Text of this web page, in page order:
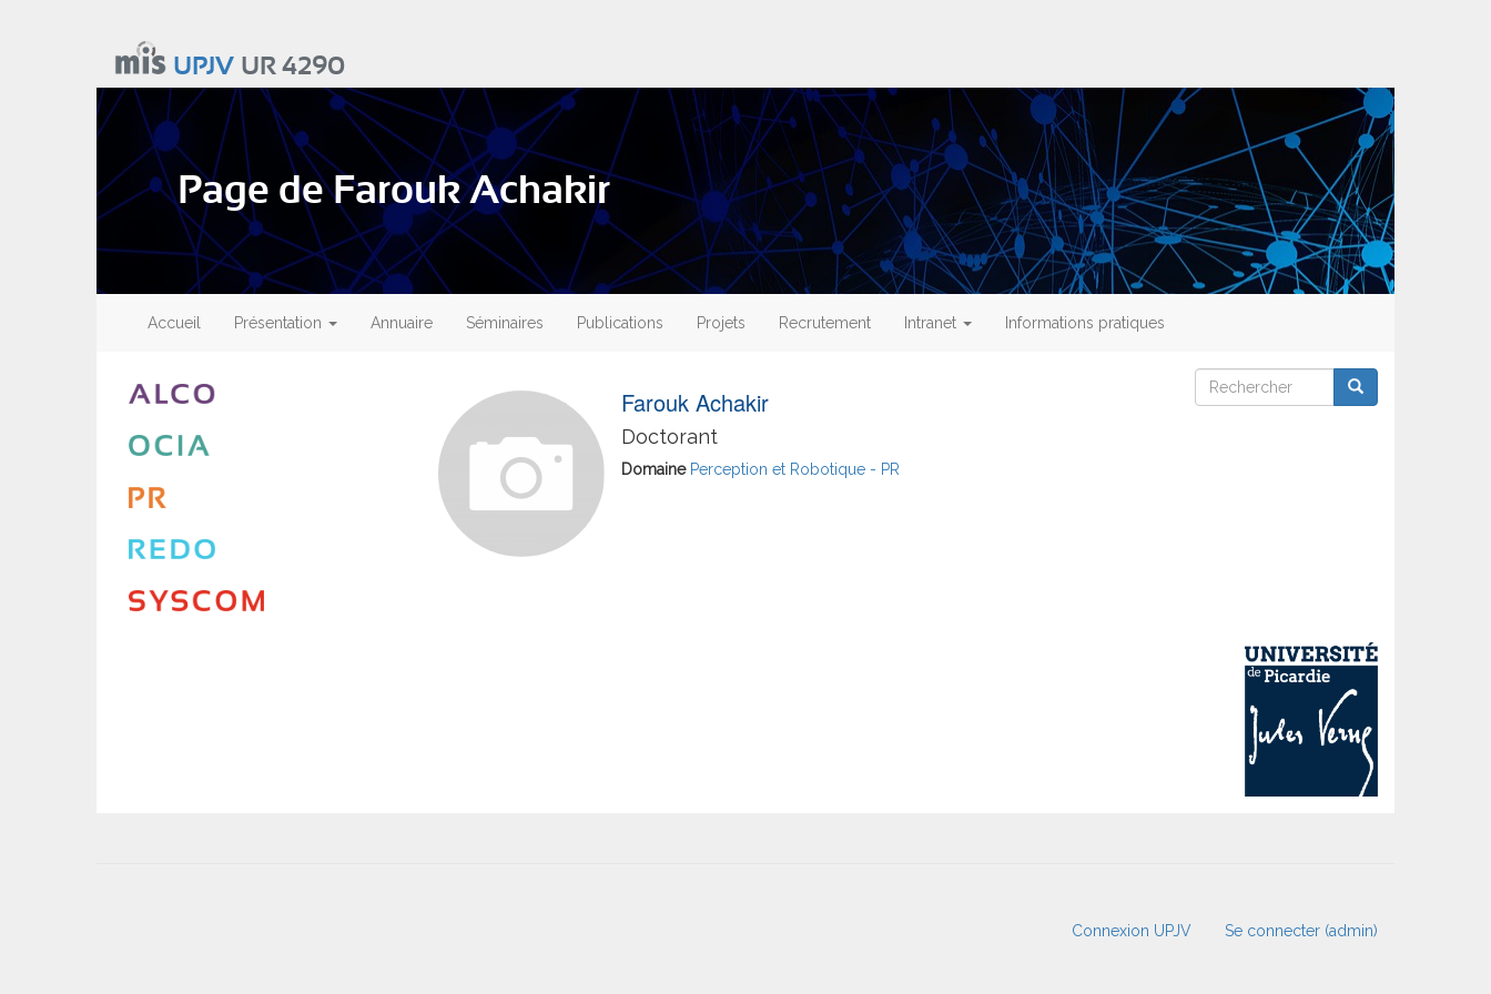
UPJVUR 4290
Page de Farouk Achakir
Main
navigation
Accueil Présentation Annuaire Séminaires Publications Projets Recrutement Intranet Informations pratiques
Farouk Achakir
Doctorant
Domaine Perception et Robotique - PR
Rechercher
Rechercher Rechercher
Connexion UPJV Se connecter (admin)